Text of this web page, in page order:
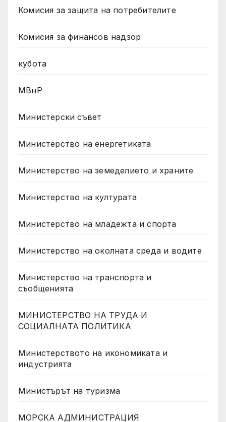
Комисия за защита на потребителите
Комисия за финансов надзор
кубота
МВнР
Министерски съвет
Министерство на енергетиката
Министерство на земеделието и храните
Министерство на културата
Министерство на младежта и спорта
Министерство на околната среда и водите
Министерство на транспорта и
съобщенията
МИНИСТЕРСТВО НА ТРУДА И
СОЦИАЛНАТА ПОЛИТИКА
Министерството на икономиката и
индустрията
Министърът на туризма
МОРСКА АДМИНИСТРАЦИЯ